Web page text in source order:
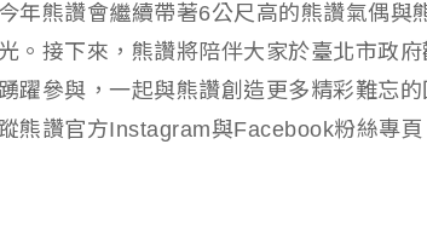
年熊讚會繼續帶著6公尺高的熊讚氣偶與
。接下來，熊讚將陪伴大家於臺北市政
躍參與，一起與熊讚創造更多精彩難忘
熊讚官方Instagram與Facebook粉絲專